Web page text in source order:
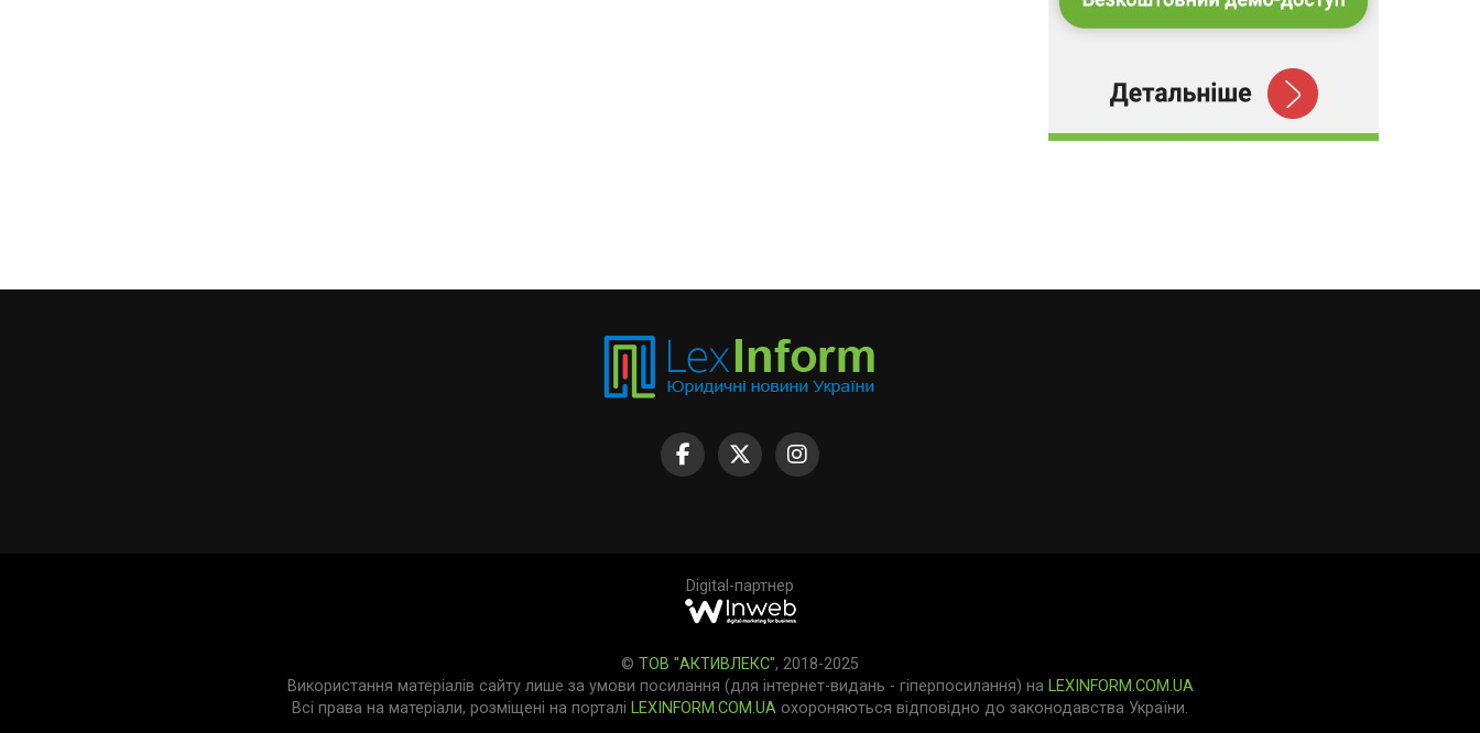
Digital-партнер
© ТОВ "АКТИВЛЕКС", 2018-2025
Використання матеріалів сайту лише за умови посилання (для інтернет-видань - гіперпосилання) на LEXINFORM.COM.UA
Всі права на матеріали, розміщені на порталі LEXINFORM.COM.UA охороняються відповідно до законодавства України.